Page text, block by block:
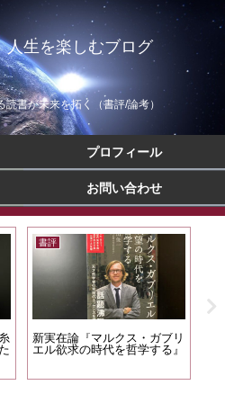
人生を楽しむブログ
書が未来を拓く（書評/論考）
プロフィール
お問い合わせ
書評
新実在論『マルクス・ガブリ
エル欲求の時代を哲学する』